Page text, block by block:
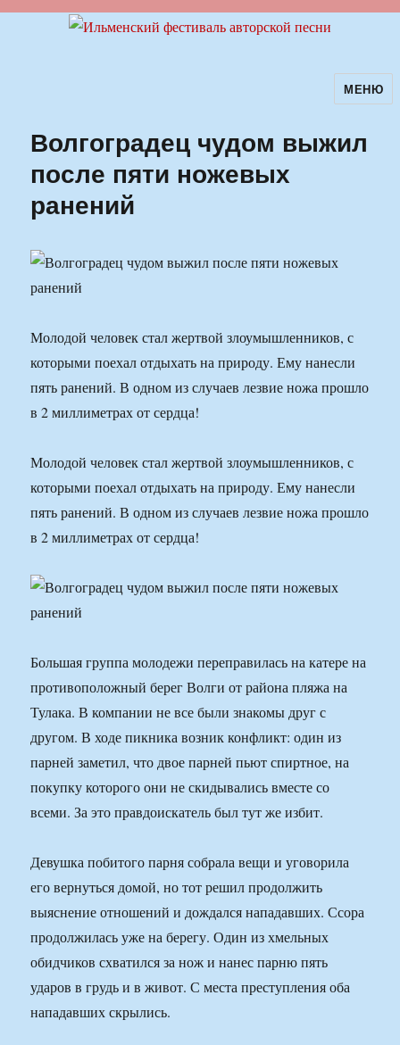
Ильменский фестиваль авторскойМЕНЮ
Волгоградец чудом выжил
после пяти ножевых
ранений
Молодой человек стал жертвой злоумышленников, с
которыми поехал отдыхать на природу. Ему нанесли
пять ранений. В одном из случаев лезвие ножа прошло
в 2 миллиметрах от сердца!
Молодой человек стал жертвой злоумышленников, с
которыми поехал отдыхать на природу. Ему нанесли
пять ранений. В одном из случаев лезвие ножа прошло
в 2 миллиметрах от сердца!
Большая группа молодежи переправилась на катере на
противоположный берег Волги от района пляжа на
Тулака. В компании не все были знакомы друг с
другом. В ходе пикника возник конфликт: один из
парней заметил, что двое парней пьют спиртное, на
покупку которого они не скидывались вместе со
всеми. За это правдоискатель был тут же избит.
Девушка побитого парня собрала вещи и уговорила
его вернуться домой, но тот решил продолжить
выяснение отношений и дождался нападавших. Ссора
продолжилась уже на берегу. Один из хмельных
обидчиков схватился за нож и нанес парню пять
ударов в грудь и в живот. С места преступления оба
нападавших скрылись.